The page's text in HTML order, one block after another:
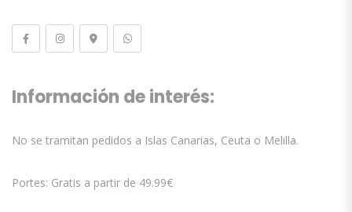
Información de interés:
No se tramitan pedidos a Islas Canarias, Ceuta o Melilla.
Portes: Gratis a partir de 49.99€